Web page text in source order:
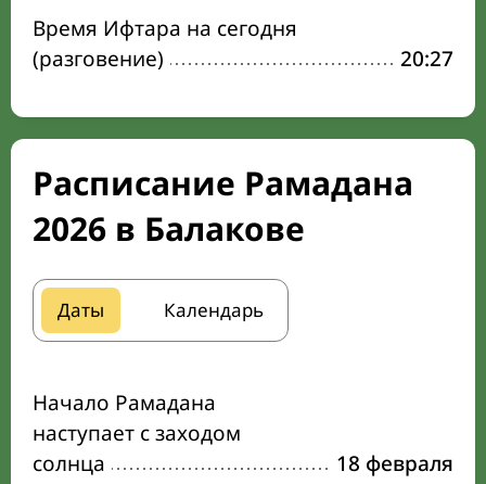
Время Ифтара на сегодня
(разговение)
20:27
Расписание Рамадана
2026 в Балакове
Даты Календарь
Начало Рамадана
наступает с заходом
солнца
18 февраля